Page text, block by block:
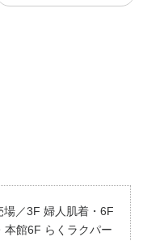
場／3F 婦人肌着・6F
本館6F らくラクパー